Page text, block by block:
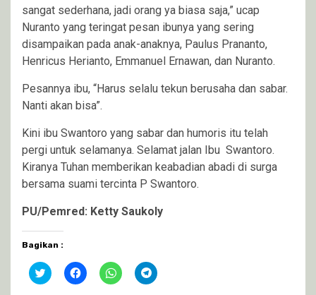
sangat sederhana, jadi orang ya biasa saja,” ucap
Nuranto yang teringat pesan ibunya yang sering
disampaikan pada anak-anaknya, Paulus Prananto,
Henricus Herianto, Emmanuel Ernawan, dan Nuranto.
Pesannya ibu, “Harus selalu tekun berusaha dan sabar.
Nanti akan bisa”.
Kini ibu Swantoro yang sabar dan humoris itu telah
pergi untuk selamanya. Selamat jalan Ibu Swantoro.
Kiranya Tuhan memberikan keabadian abadi di surga
bersama suami tercinta P Swantoro.
PU/Pemred: Ketty Saukoly
Bagikan :
Klik
untuk
Klik
untuk
Klik
untuk
Klik
untuk